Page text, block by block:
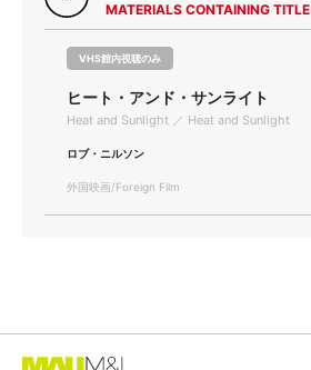
MATERIALS CONTAINING TITLE
VHS館内視聴のみ
ヒート・アンド・サンライト
Heat and Sunlight ／ Heat and Sunlight
ロブ・ニルソン
外国映画/Foreign Film